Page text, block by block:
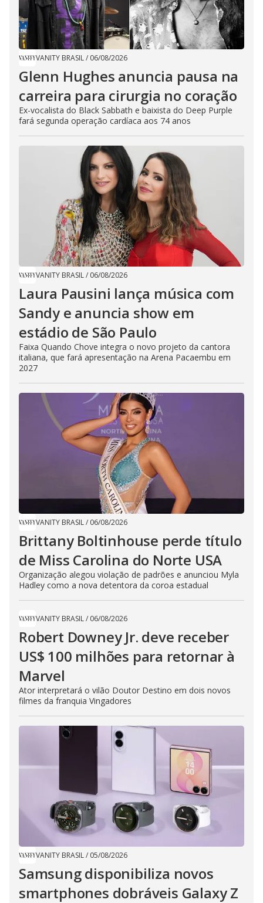
VANITY BRASIL/ 06/08/2026
Glenn Hughes anuncia pausa na
carreira para cirurgia no coração
Ex-vocalista do Black Sabbath e baixista do Deep Purple
fará segunda operação cardíaca aos 74 anos
VANITY BRASIL/ 06/08/2026
Laura Pausini lança música com
Sandy e anuncia show em
estádio de São Paulo
Faixa Quando Chove integra o novo projeto da cantora
italiana, que fará apresentação na Arena Pacaembu em
2027
VANITY BRASIL/ 06/08/2026
Brittany Boltinhouse perde título
de Miss Carolina do Norte USA
Organização alegou violação de padrões e anunciou Myla
Hadley como a nova detentora da coroa estadual
VANITY BRASIL/ 06/08/2026
Robert Downey Jr. deve receber
US$ 100 milhões para retornar à
Marvel
Ator interpretará o vilão Doutor Destino em dois novos
filmes da franquia Vingadores
VANITY BRASIL/ 05/08/2026
Samsung disponibiliza novos
smartphones dobráveis Galaxy Z